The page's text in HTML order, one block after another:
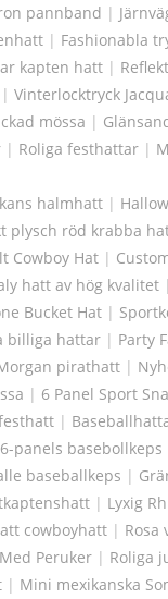
pannband |
| Fashionabla
kapten hatt |
| Vinterlocktryck
mössa |
| Roliga festhattar |
halmhatt |
plysch röd krabba
Cowboy Hat |
hatt av hög kvalitet |
Bucket Hat |
billiga hattar | Party
pirathatt |
| 6 Panel Sport
|
panels basebollkeps
baseballkeps |
| Lyxig
cowboyhatt | Rosa
Peruker | Roliga
| Mini mexikanska